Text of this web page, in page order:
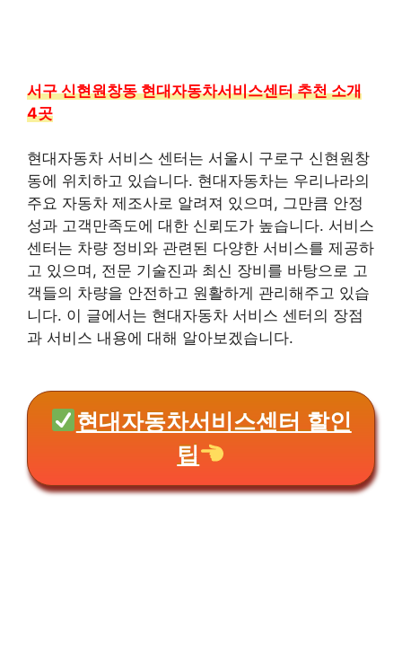
서구 신현원창동 현대자동차서비스센터 추천 소개
4곳
현대자동차 서비스 센터는 서울시 구로구 신현원창
동에 위치하고 있습니다. 현대자동차는 우리나라의
주요 자동차 제조사로 알려져 있으며, 그만큼 안정
성과 고객만족도에 대한 신뢰도가 높습니다. 서비스
센터는 차량 정비와 관련된 다양한 서비스를 제공하
고 있으며, 전문 기술진과 최신 장비를 바탕으로 고
객들의 차량을 안전하고 원활하게 관리해주고 있습
니다. 이 글에서는 현대자동차 서비스 센터의 장점
과 서비스 내용에 대해 알아보겠습니다.
현대자동차서비스센터 할인
팁